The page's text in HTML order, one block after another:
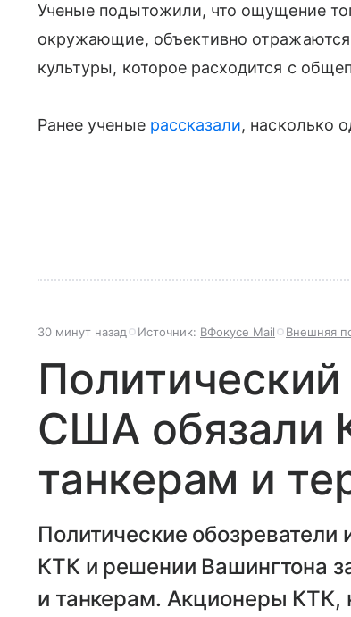
Ученые подытожили, что ощущение
окружающие, объективно
культуры, которое расходится с
Ранее ученые рассказали, насколько
30 минут назад Источник: ВФокусе Mail Внешняя
США обязали
танкерам и
Политические
КТК и решении Вашингтона
и танкерам. Акционеры КТК,